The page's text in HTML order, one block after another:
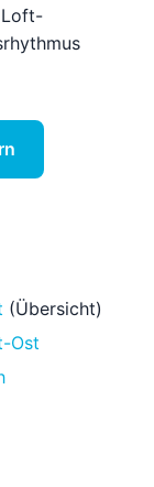
Loft-
(Übersicht)
Ost